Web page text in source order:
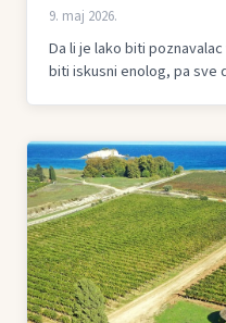
9. maj 2026.
Da li je lako biti
biti iskusni enolog, pa sve